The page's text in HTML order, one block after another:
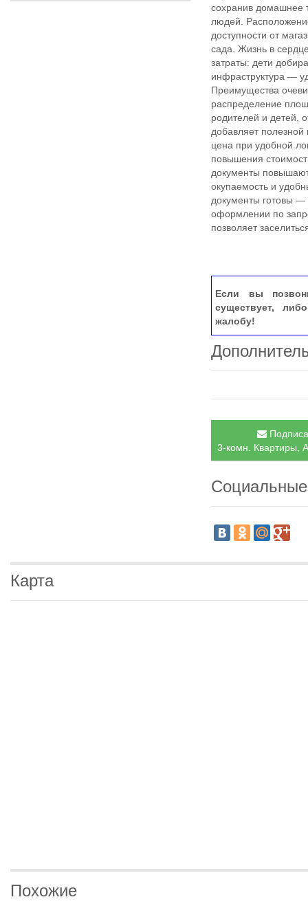
сохранив домашнее
людей.
доступности от
сада. Жизнь в
затраты: дети
инфраструктура —
Преимущества
распределение
родителей и детей,
добавляет
цена при удобной
повышения
документы
окупаемость и
документы готовы
оформлении по
позволяет
Если вы
существует,
жалобу!
3-комн. Квартиры,
Карта
Похожие